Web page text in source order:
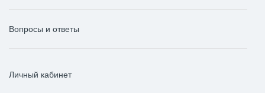
Вопросы и ответы
Личный кабинет